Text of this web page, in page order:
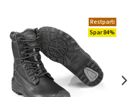
Restparti
Spar 84%